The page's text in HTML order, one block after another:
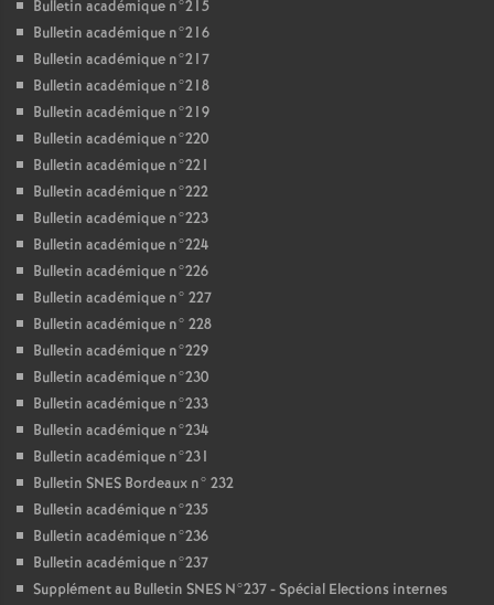
Bulletin académique n°215
Bulletin académique n°216
Bulletin académique n°217
Bulletin académique n°218
Bulletin académique n°219
Bulletin académique n°220
Bulletin académique n°221
Bulletin académique n°222
Bulletin académique n°223
Bulletin académique n°224
Bulletin académique n°226
Bulletin académique n° 227
Bulletin académique n° 228
Bulletin académique n°229
Bulletin académique n°230
Bulletin académique n°233
Bulletin académique n°234
Bulletin académique n°231
Bulletin SNES Bordeaux n° 232
Bulletin académique n°235
Bulletin académique n°236
Bulletin académique n°237
Supplément au Bulletin SNES N°237 - Spécial Elections internes